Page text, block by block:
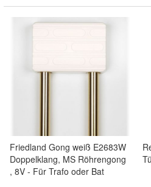
Friedland Gong weiß E2683W
Doppelklang, MS Röhrengong
, 8V - Für Trafo oder Bat